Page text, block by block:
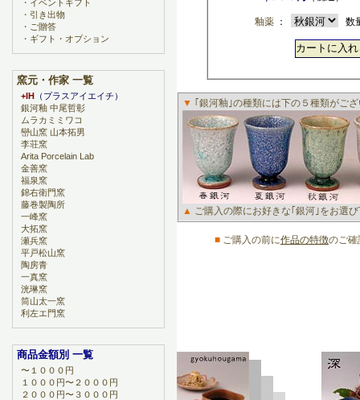
釉薬： 数
▼ ｢銀河釉｣の種類には下の５種類がご
▲ ご購入の際にお好きな｢銀河｣をお選
■ ご購入の前に作品の特徴のご確
・ イベントギフト
・ 引き出物
・ ご贈答
・ ギフト・オプション
窯元・作家 一覧
+IH （プラスアイエイチ）
銀河釉 中尾哲彰
ムラカミミワコ
巒山窯 山本拓男
李荘窯
Arita Porcelain Lab
金善窯
福泉窯
錦右衛門窯
藤巻製陶所
一峰窯
大拓窯
瀬兵窯
平戸松山窯
陶房青
一真窯
洸琳窯
筒山太一窯
利左エ門窯
商品金額別 一覧
〜１０００円
１０００円〜２０００円
２０００円〜３０００円